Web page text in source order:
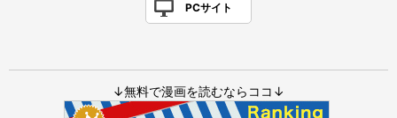
PCサイト
↓無料で漫画を読むならココ↓